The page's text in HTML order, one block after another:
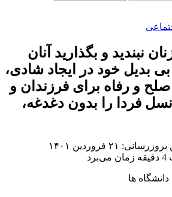
نبندید و بگذارید آنان
بدیل خود در ایجاد شادی،
و رفاه برای فرزندان و
نسل فردا را بدون دغدغه،
۲۱ فروردین ۱۴۰۱